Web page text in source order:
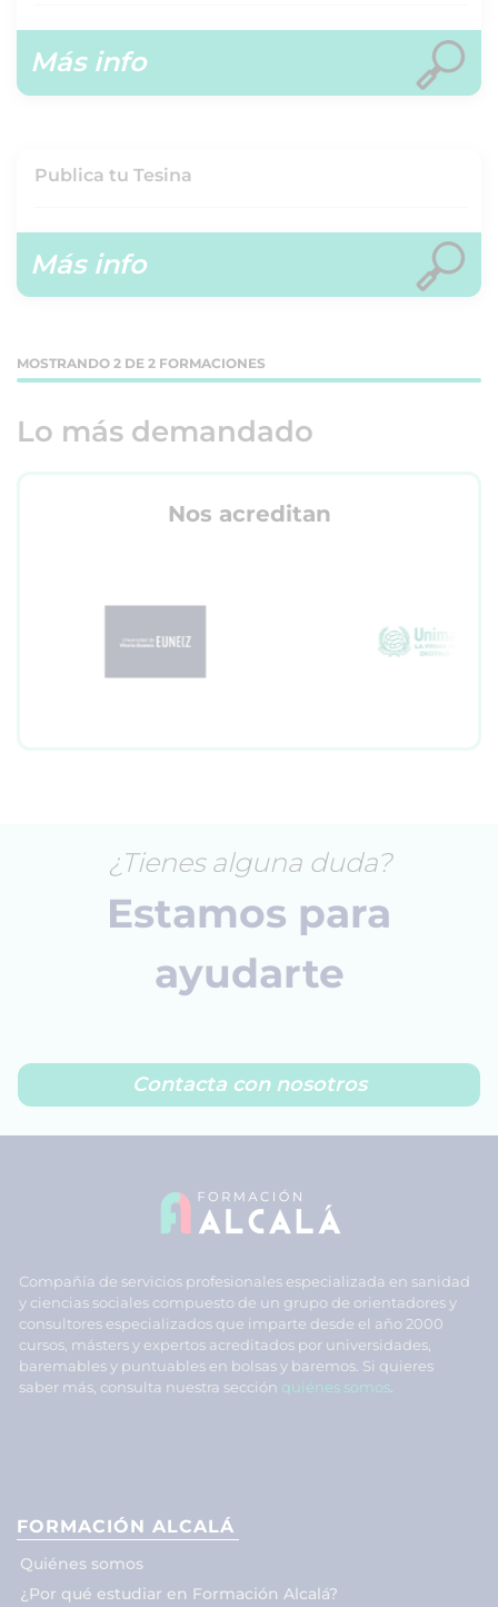
Más info
Publica tu Tesina
Más info
MOSTRANDO 2 DE 2 FORMACIONES
Lo más demandado
Nos acreditan
¿Tienes alguna duda?
Estamos para
ayudarte
Contacta con nosotros
Compañía de servicios profesionales especializada en sanidad
y ciencias sociales compuesto de un grupo de orientadores y
consultores especializados que imparte desde el año 2000
cursos, másters y expertos acreditados por universidades,
baremables y puntuables en bolsas y baremos. Si quieres
saber más, consulta nuestra sección quiénes somos.
FORMACIÓN ALCALÁ
Quiénes somos
¿Por qué estudiar en Formación Alcalá?